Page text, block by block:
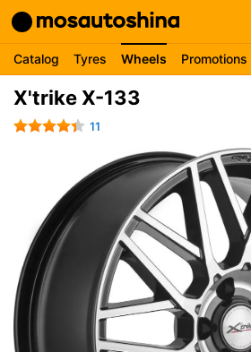
Catalog Tyres Wheels Promotions
X'trike X-133
11